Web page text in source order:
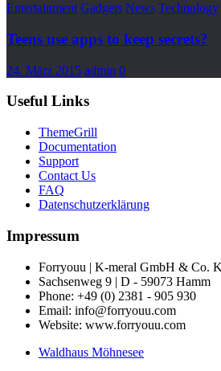
Entertainment Gadgets News Technology
Teens use apps to keep secrets?
24. März 2015 admin 0
Useful Links
ThemeGrill
Documentation
Support
Contact Us
FAQ
Datenschutzerklärung
Impressum
Forryouu | K-meral GmbH & Co.
Sachsenweg 9 | D - 59073 Hamm
Phone: +49 (0) 2381 - 905 930
Email: info@forryouu.com
Website: www.forryouu.com
Waldhaus Möhnesee